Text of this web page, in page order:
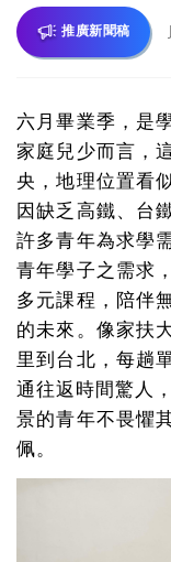
推廣新聞稿
六月畢業季，是
家庭兒少而言，
央，地理位置看
因缺乏高鐵、台
許多青年為求學
青年學子之需求
多元課程，陪伴
的未來。像家扶
里到台北，每趟
通往返時間驚人
景的青年不畏懼
佩。